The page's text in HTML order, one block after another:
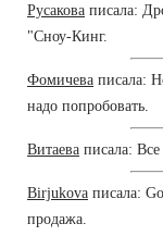
Русакова писала:
"Сноу-Кинг.
Фомичева писала:
надо попробовать.
Витаева писала:
Birjukova писала:
продажа.